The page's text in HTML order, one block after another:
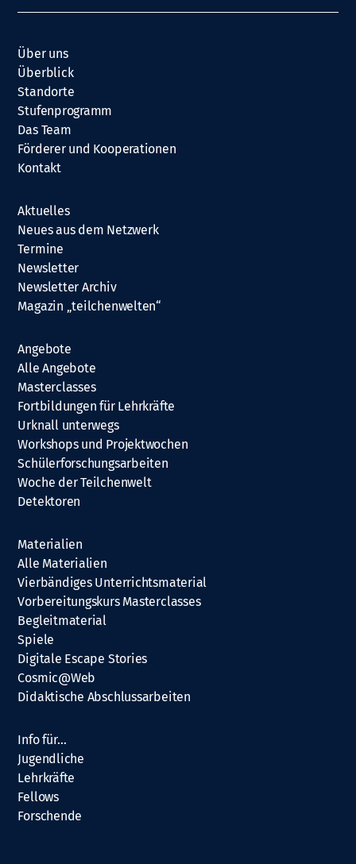
Über uns
Überblick
Standorte
Stufenprogramm
Das Team
Förderer und Kooperationen
Kontakt
Aktuelles
Neues aus dem Netzwerk
Termine
Newsletter
Newsletter Archiv
Magazin „teilchenwelten“
Angebote
Alle Angebote
Masterclasses
Fortbildungen für Lehrkräfte
Urknall unterwegs
Workshops und Projektwochen
Schülerforschungsarbeiten
Woche der Teilchenwelt
Detektoren
Materialien
Alle Materialien
Vierbändiges Unterrichtsmaterial
Vorbereitungskurs Masterclasses
Begleitmaterial
Spiele
Digitale Escape Stories
Cosmic@Web
Didaktische Abschlussarbeiten
Info für…
Jugendliche
Lehrkräfte
Fellows
Forschende